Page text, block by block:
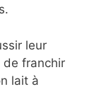
leur
de franchir
lait à